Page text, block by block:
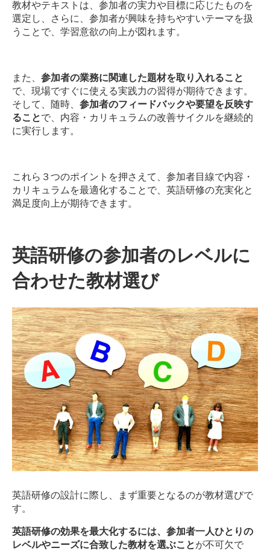
教材やテキストは、参加者の実力や目標に応じたものを
選定し、さらに、参加者が興味を持ちやすいテーマを扱
うことで、学習意欲の向上が図れます。
また、 参加者の業務に関連した題材を取り入れること
で、現場ですぐに使える実践力の習得が期待できます。
そして、随時、 参加者のフィードバックや要望を反映す
ることで、内容・カリキュラムの改善サイクルを継続的
に実行します。
これら３つのポイントを押さえて、参加者目線で内容・
カリキュラムを最適化することで、英語研修の充実化と
満足度向上が期待できます。
英語研修の参加者のレベルに
合わせた教材選び
英語研修の設計に際し、まず重要となるのが教材選びで
す。
英語研修の効果を最大化するには、参加者一人ひとりの
レベルやニーズに合致した教材を選ぶことが不可欠で